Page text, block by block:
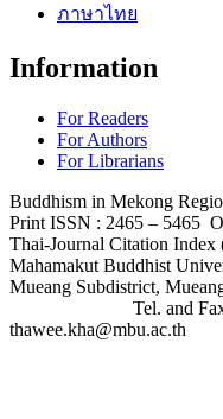
ภาษาไทย
Information
For Readers
For Authors
For Librarians
Buddhism in Mekong
Print ISSN : 2465 – 5465
Thai-Journal Citation
Mahamakut Buddhist
Mueang Subdistrict,
Tel. and Fax +66
thawee.kha@mbu.ac.th